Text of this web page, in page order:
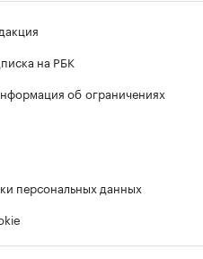
на РБК
об ограничениях
персональных данных